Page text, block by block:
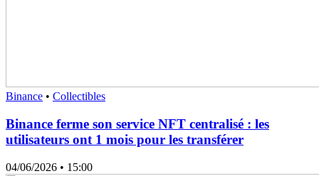
Binance • Collectibles
Binance ferme son service NFT centralisé : les
utilisateurs ont 1 mois pour les transférer
04/06/2026 • 15:00